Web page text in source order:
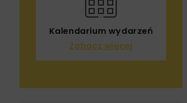
Kalendarium wydarzeń
Zobacz więcej